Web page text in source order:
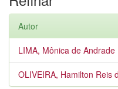
Autor
LIMA, Mônica de Andrade
OLIVEIRA, Hamilton Reis